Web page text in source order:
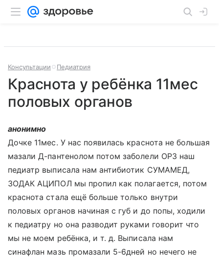
Консультации Педиатрия
Краснота у ребёнка 11мес
половых органов
анонимно
Дочке 11мес. У нас появилась краснота не большая
мазали Д-пантенолом потом заболели ОРЗ наш
педиатр выписала нам антибиотик СУМАМЕД,
ЗОДАК АЦИПОЛ мы пропил как полагается, потом
краснота стала ещё больше только внутри
половых органов начиная с губ и до попы, ходили
к педиатру но она разводит руками говорит что
мы не моем ребёнка, и т. д. Выписала нам
синафлан мазь промазали 5-6дней но нечего не